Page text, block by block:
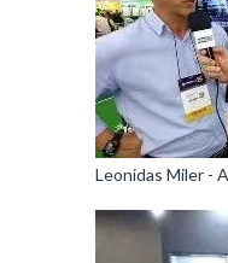
Leonidas Miler -